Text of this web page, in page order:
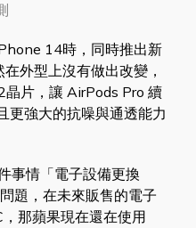
14時，同時推出新
外型上沒有做出改變，
片，讓 AirPods Pro 續
更強大的抗噪與通透能力
事情「電子設備更換
題，在未來販售的電子
那蘋果現在還在使用